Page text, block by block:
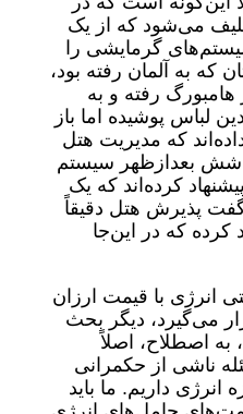
می‌شود که از یک
گرمایشی را
که به آلمان رفته بود،
رفته و به
لباس پوشیده اما باز
که مدیریت هتل
بعدازظهر سیستم
کرده‌اند که یک
پذیرش هتل دقیقاً
کرده که در این‌جا
انرژی با قیمت ارزان
می‌گیرد، دیگر بحث
به اصطلاح، اصلاً
ناشی از حکمرانی
داریم. ما باید